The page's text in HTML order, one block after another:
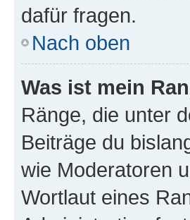
dafür fragen.
Nach oben
Was ist mein
Ränge, die unter
Beiträge du
wie Moderatoren
Wortlaut eines